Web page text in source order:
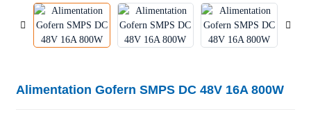
Alimentation Gofern SMPS DC 48V 16A 800W